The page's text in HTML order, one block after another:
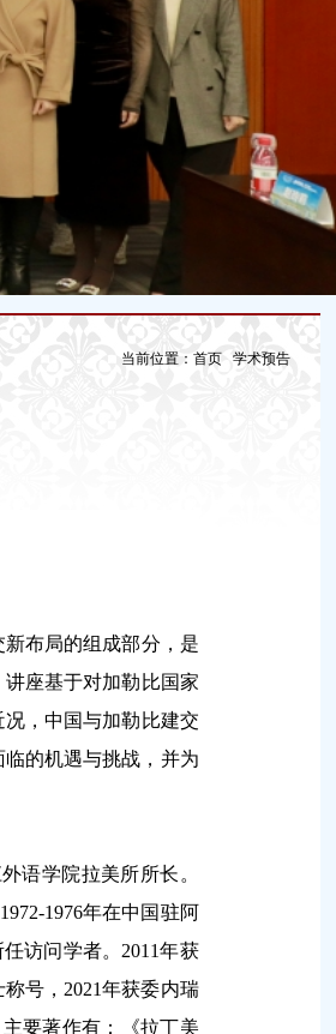
当前位置： 首页 学术预告
布局的组成部分，是
座基于对加勒比国家
，中国与加勒比建交
的机遇与挑战，并为
语学院拉美所所长。
1972-1976年在中国驻阿
访问学者。 2011年获
号， 2021年获委内瑞
要著作有：《拉丁美